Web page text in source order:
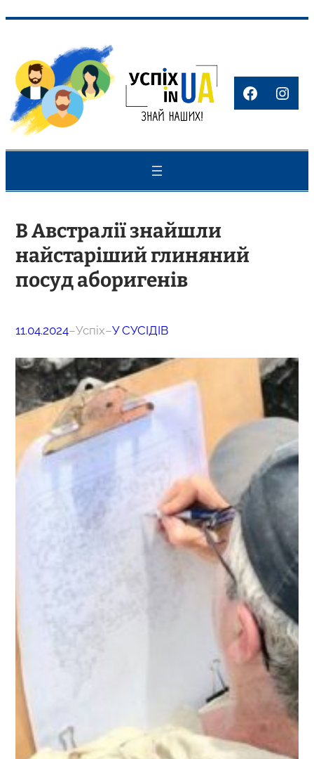
вмісту
В Австралії знайшли
найстаріший глиняний
посуд аборигенів
11.04.2024–Успіх–У СУСІДІВ